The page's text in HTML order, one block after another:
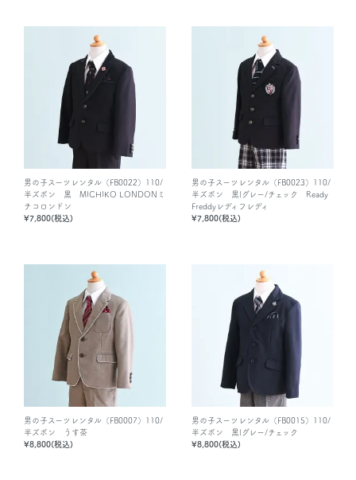
男の子スーツレンタル（FB0022）110/
半ズボン 黒 MICHIKO LONDONミ
チコロンドン
¥7,800(税込)
男の子スーツレンタル（FB0023）110/
半ズボン 黒|グレー/チェック Ready
Freddyレディフレディ
¥7,800(税込)
男の子スーツレンタル（FB0007）110/
半ズボン うす茶
¥8,800(税込)
男の子スーツレンタル（FB0015）110/
半ズボン 黒|グレー/チェック
¥8,800(税込)